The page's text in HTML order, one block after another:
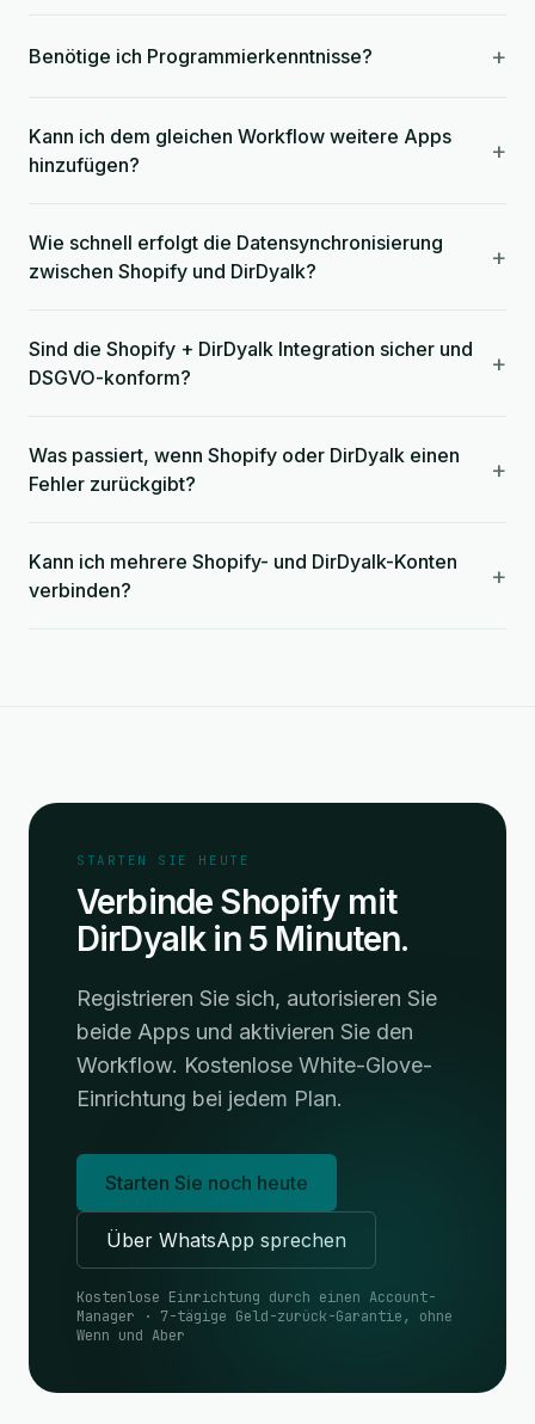
Benötige ich Programmierkenntnisse? +
Kann ich dem gleichen Workflow weitere Apps
hinzufügen?
+
Wie schnell erfolgt die Datensynchronisierung
zwischen Shopify und DirDyalk?
+
Sind die Shopify + DirDyalk Integration sicher und
DSGVO-konform?
+
Was passiert, wenn Shopify oder DirDyalk einen
Fehler zurückgibt?
+
Kann ich mehrere Shopify- und DirDyalk-Konten
verbinden?
+
STARTEN SIE HEUTE
Verbinde Shopify mit
DirDyalk in 5 Minuten.
Registrieren Sie sich, autorisieren Sie
beide Apps und aktivieren Sie den
Workflow. Kostenlose White-Glove-
Einrichtung bei jedem Plan.
Starten Sie noch heute
Über WhatsApp sprechen
Kostenlose Einrichtung durch einen Account-
Manager · 7-tägige Geld-zurück-Garantie, ohne
Wenn und Aber